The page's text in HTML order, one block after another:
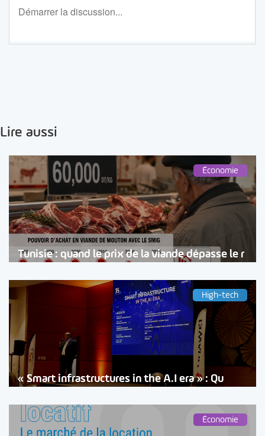
Lire aussi
Économie
Tunisie : quand le prix de la viande dépasse le r
High-tech
« Smart infrastructures in the A.I era » : Qu
Économie